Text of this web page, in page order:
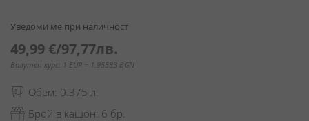
Уведоми ме при наличност
49,99 €/97,77лв.
Валутен курс: 1 EUR = 1.95583 BGN
Обем: 0.375 л.
Брой в кашон: 6 бр.